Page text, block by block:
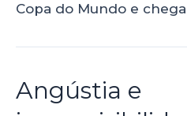
Copa do Mundo e
Angústia e